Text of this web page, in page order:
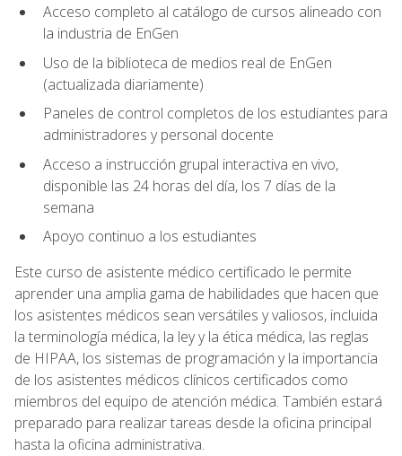
Acceso completo al catálogo de cursos alineado con
la industria de EnGen
Uso de la biblioteca de medios real de EnGen
(actualizada diariamente)
Paneles de control completos de los estudiantes para
administradores y personal docente
Acceso a instrucción grupal interactiva en vivo,
disponible las 24 horas del día, los 7 días de la
semana
Apoyo continuo a los estudiantes
Este curso de asistente médico certificado le permite
aprender una amplia gama de habilidades que hacen que
los asistentes médicos sean versátiles y valiosos, incluida
la terminología médica, la ley y la ética médica, las reglas
de HIPAA, los sistemas de programación y la importancia
de los asistentes médicos clínicos certificados como
miembros del equipo de atención médica. También estará
preparado para realizar tareas desde la oficina principal
hasta la oficina administrativa.